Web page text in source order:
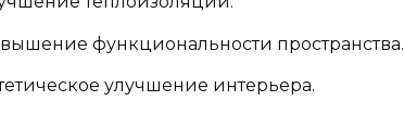
функциональности пространства.
улучшение интерьера.